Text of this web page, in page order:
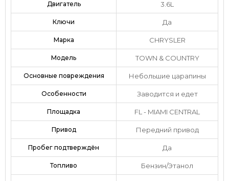
Двигатель 3.6L
Ключи Да
Марка CHRYSLER
Модель TOWN & COUNTRY
Основные повреждения Небольшие царапины
Особенности Заводится и едет
Площадка FL - MIAMI CENTRAL
Привод Передний привод
Пробег подтверждён Да
Топливо Бензин/Этанол